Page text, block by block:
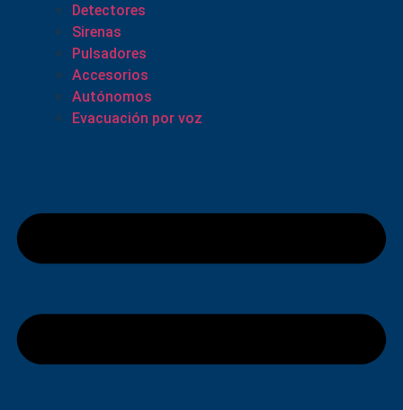
Detectores
Sirenas
Pulsadores
Accesorios
Autónomos
Evacuación por voz